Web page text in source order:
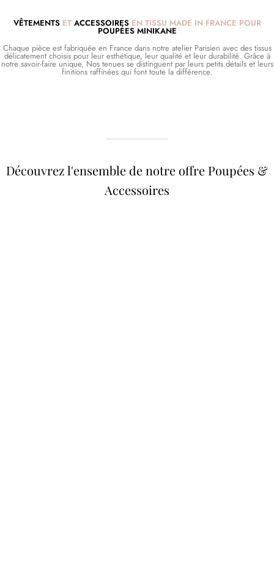
VÊTEMENTSET ACCESSOIRESEN TISSU MADE IN FRANCE POUR
POUPÉES MINIKANE
Chaque pièce est fabriquée en France dans notre atelier Parisien avec des tissus
délicatement choisis pour leur esthétique, leur qualité et leur durabilité. Grâce à
notre savoir-faire unique, Nos tenues se distinguent par leurs petits détails et leurs
finitions raffinées qui font toute la différence.
Découvrez l'ensemble de notre offre Poupées &
Accessoires